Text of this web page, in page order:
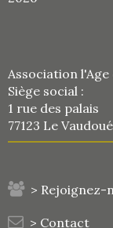
Association
Siège social :
1 rue des palais
77123 Le Vaudoué
> Rejoignez-
> Contact